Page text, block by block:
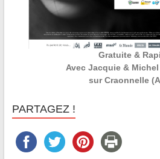
Gratuite &
Avec Jacquie &
sur Craonnelle
PARTAGEZ !